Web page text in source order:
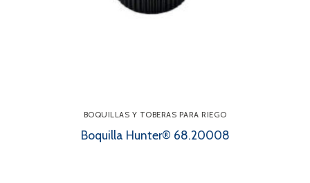
BOQUILLAS Y TOBERAS PARA RIEGO
Boquilla Hunter® 68.20008